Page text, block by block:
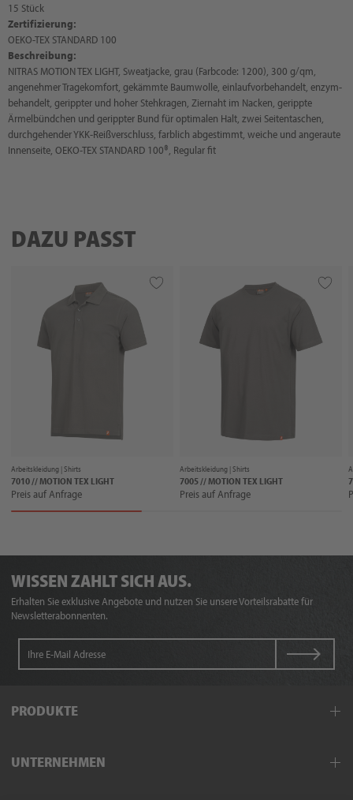
15 Stück
Zertifizierung:
OEKO-TEX STANDARD 100
Beschreibung:
NITRAS MOTION TEX LIGHT, Sweatjacke, grau (Farbcode: 1200), 300 g/qm,
angenehmer Tragekomfort, gekämmte Baumwolle, einlaufvorbehandelt, enzym-
behandelt, gerippter und hoher Stehkragen, Ziernaht im Nacken, gerippte
Ärmelbündchen und gerippter Bund für optimalen Halt, zwei Seitentaschen,
durchgehender YKK-Reißverschluss, farblich abgestimmt, weiche und angeraute
Innenseite, OEKO-TEX STANDARD 100®, Regular fit
DAZU PASST
Arbeitskleidung |Shirts
7010 // MOTION TEX LIGHT
Preis auf Anfrage
Arbeitskleidung |Shirts
7005 // MOTION TEX LIGHT
Preis auf Anfrage
WISSEN ZAHLT SICH AUS.
Erhalten Sie exklusive Angebote und nutzen Sie unsere Vorteilsrabatte für
Newsletterabonnenten.
PRODUKTE
Schutzkleidung
UNTERNEHMEN